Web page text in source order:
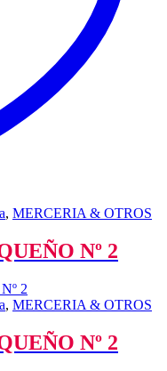
, MERCERIA & OTROS
Nº 2
, MERCERIA & OTROS
Nº 2